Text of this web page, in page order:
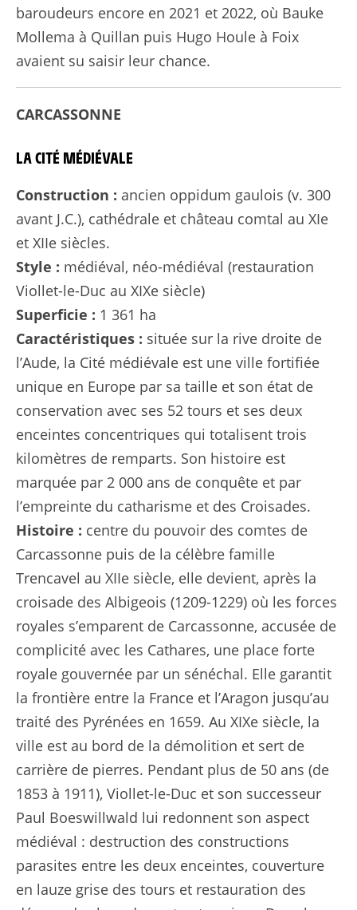
baroudeurs encore en 2021 et 2022, où Bauke
Mollema à Quillan puis Hugo Houle à Foix
avaient su saisir leur chance.
CARCASSONNE
LA CITÉ MÉDIÉVALE
Construction : ancien oppidum gaulois (v. 300
avant J.C.), cathédrale et château comtal au XIe
et XIIe siècles.
Style : médiéval, néo-médiéval (restauration
Viollet-le-Duc au XIXe siècle)
Superficie : 1 361 ha
Caractéristiques : située sur la rive droite de
l’Aude, la Cité médiévale est une ville fortifiée
unique en Europe par sa taille et son état de
conservation avec ses 52 tours et ses deux
enceintes concentriques qui totalisent trois
kilomètres de remparts. Son histoire est
marquée par 2 000 ans de conquête et par
l’empreinte du catharisme et des Croisades.
Histoire : centre du pouvoir des comtes de
Carcassonne puis de la célèbre famille
Trencavel au XIIe siècle, elle devient, après la
croisade des Albigeois (1209-1229) où les forces
royales s’emparent de Carcassonne, accusée de
complicité avec les Cathares, une place forte
royale gouvernée par un sénéchal. Elle garantit
la frontière entre la France et l’Aragon jusqu’au
traité des Pyrénées en 1659. Au XIXe siècle, la
ville est au bord de la démolition et sert de
carrière de pierres. Pendant plus de 50 ans (de
1853 à 1911), Viollet-le-Duc et son successeur
Paul Boeswillwald lui redonnent son aspect
médiéval : destruction des constructions
parasites entre les deux enceintes, couverture
en lauze grise des tours et restauration des